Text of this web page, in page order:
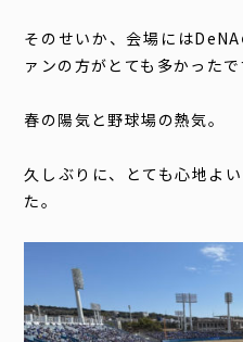
そのせいか、会場にはDeNA
ァンの方がとても多かったで
春の陽気と野球場の熱気。
久しぶりに、とても心地よ
た。